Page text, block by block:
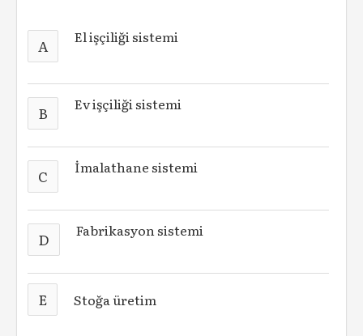
A El işçiliği sistemi
B Ev işçiliği sistemi
C İmalathane sistemi
D Fabrikasyon sistemi
E Stoğa üretim